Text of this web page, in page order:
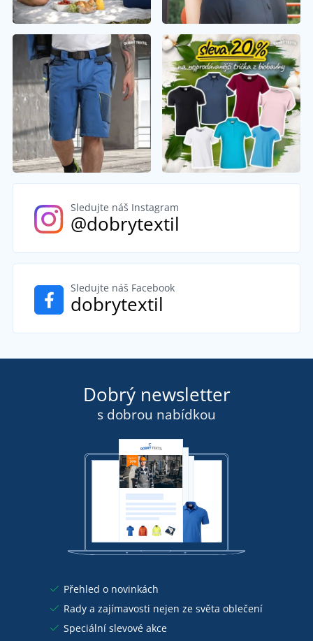
Sledujte náš Instagram
@dobrytextil
Sledujte náš Facebook
dobrytextil
Dobrý newsletter
s dobrou nabídkou
Přehled o novinkách
Rady a zajímavosti nejen ze světa oblečení
Speciální slevové akce